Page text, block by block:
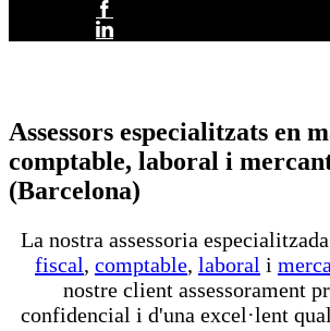
Assessors especialitzats en
comptable, laboral i
(Barcelona)
La nostra assessoria
fiscal, comptable, laboral i
nostre client assessorament
confidencial i d'una excel·lent